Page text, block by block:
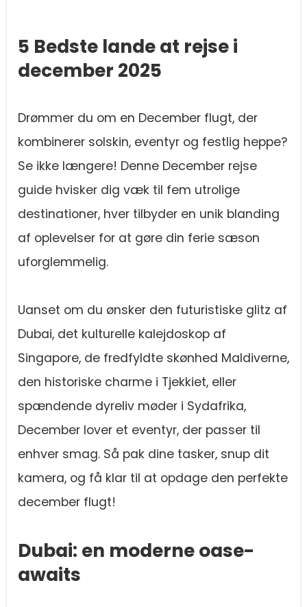
5 Bedste lande at rejse i
december 2025
Drømmer du om en December flugt, der
kombinerer solskin, eventyr og festlig heppe?
Se ikke længere! Denne December rejse
guide hvisker dig væk til fem utrolige
destinationer, hver tilbyder en unik blanding
af oplevelser for at gøre din ferie sæson
uforglemmelig.
Uanset om du ønsker den futuristiske glitz af
Dubai, det kulturelle kalejdoskop af
Singapore, de fredfyldte skønhed Maldiverne,
den historiske charme i Tjekkiet, eller
spændende dyreliv møder i Sydafrika,
December lover et eventyr, der passer til
enhver smag. Så pak dine tasker, snup dit
kamera, og få klar til at opdage den perfekte
december flugt!
Dubai: en moderne oase-
awaits